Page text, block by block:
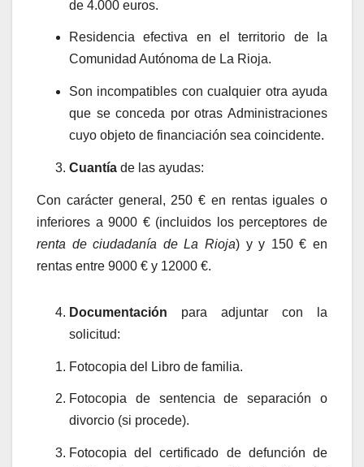
de 4.000 euros.
Residencia efectiva en el territorio de la
Comunidad Autónoma de La Rioja.
Son incompatibles con cualquier otra ayuda
que se conceda por otras Administraciones
cuyo objeto de financiación sea coincidente.
Cuantía de las ayudas:
Con carácter general, 250 € en rentas iguales o
inferiores a 9000 € (incluidos los perceptores de
renta de ciudadanía de La Rioja) y y 150 € en
rentas entre 9000 € y 12000 €.
Documentación para adjuntar con la
solicitud:
Fotocopia del Libro de familia.
Fotocopia de sentencia de separación o
divorcio (si procede).
Fotocopia del certificado de defunción de